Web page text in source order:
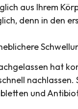
aus Ihrem
denn in den
hat
nachlassen.
und